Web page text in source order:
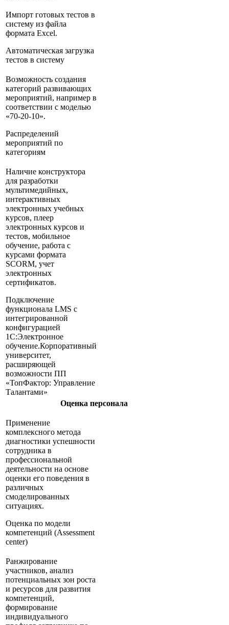
Импорт готовых тестов в
систему из файла
формата Excel.
Автоматическая загрузка
тестов в систему
Возможность создания
категорий развивающих
мероприятий, например в
соответствии с моделью
«70-20-10».
Распределений
мероприятий по
категориям
Наличие конструктора
для разработки
мультимедийных,
интерактивных
электронных учебных
курсов, плеер
электронных курсов и
тестов, мобильное
обучение, работа с
курсами формата
SCORM, учет
электронных
сертификатов.
Подключение
функционала LMS с
интегрированной
конфигурацией
1С:Электронное
обучение.Корпоративный
университет,
расширяющей
возможности ПП
«ТопФактор: Управление
Талантами»
Оценка персонала
Применение
комплексного метода
диагностики успешности
сотрудника в
профессиональной
деятельности на основе
оценки его поведения в
различных
смоделированных
ситуациях.
Оценка по модели
компетенций (Assessment
center)
Ранжирование
участников, анализ
потенциальных зон роста
и ресурсов для развития
компетенций,
формирование
индивидуального